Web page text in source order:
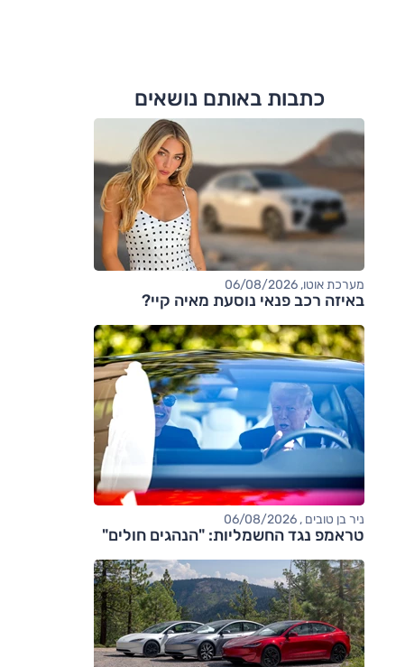
כתבות באותם נושאים
מערכת אוטו, 06/08/2026
באיזה רכב פנאי נוסעת מאיה קיי?
ניר בן טובים , 06/08/2026
טראמפ נגד החשמליות: "הנהגים חולים"